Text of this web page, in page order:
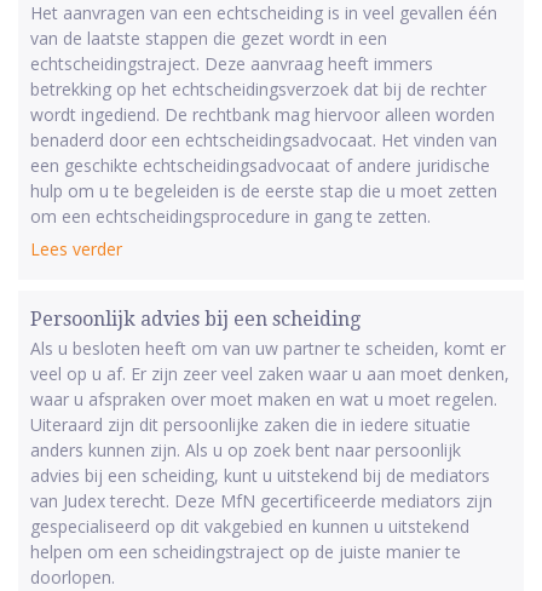
Het aanvragen van een echtscheiding is in veel gevallen één
van de laatste stappen die gezet wordt in een
echtscheidingstraject. Deze aanvraag heeft immers
betrekking op het echtscheidingsverzoek dat bij de rechter
wordt ingediend. De rechtbank mag hiervoor alleen worden
benaderd door een echtscheidingsadvocaat. Het vinden van
een geschikte echtscheidingsadvocaat of andere juridische
hulp om u te begeleiden is de eerste stap die u moet zetten
om een echtscheidingsprocedure in gang te zetten.
Lees verder
Persoonlijk advies bij een scheiding
Als u besloten heeft om van uw partner te scheiden, komt er
veel op u af. Er zijn zeer veel zaken waar u aan moet denken,
waar u afspraken over moet maken en wat u moet regelen.
Uiteraard zijn dit persoonlijke zaken die in iedere situatie
anders kunnen zijn. Als u op zoek bent naar persoonlijk
advies bij een scheiding, kunt u uitstekend bij de mediators
van Judex terecht. Deze MfN gecertificeerde mediators zijn
gespecialiseerd op dit vakgebied en kunnen u uitstekend
helpen om een scheidingstraject op de juiste manier te
doorlopen.